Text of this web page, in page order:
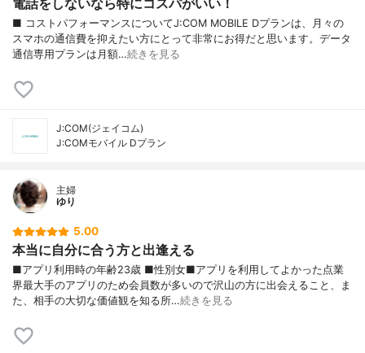
電話をしないなら特にコスパがいい！
■ コストパフォーマンスについてJ:COM MOBILE Dプランは、月々の
スマホの通信費を抑えたい方にとって非常にお得だと思います。データ
通信専用プランは月額…続きを見る
J:COM(ジェイコム)
J:COMモバイル Dプラン
主婦
ゆり
5.00
本当に自分に合う方と出逢える
■アプリ利用時の年齢23歳 ■性別女■アプリを利用してよかった点業
界最大手のアプリのため会員数が多いので沢山の方に出会えること、ま
た、相手の大切な価値観を知る所…続きを見る